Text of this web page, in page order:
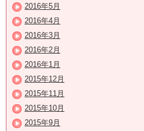
2016年5月
2016年4月
2016年3月
2016年2月
2016年1月
2015年12月
2015年11月
2015年10月
2015年9月